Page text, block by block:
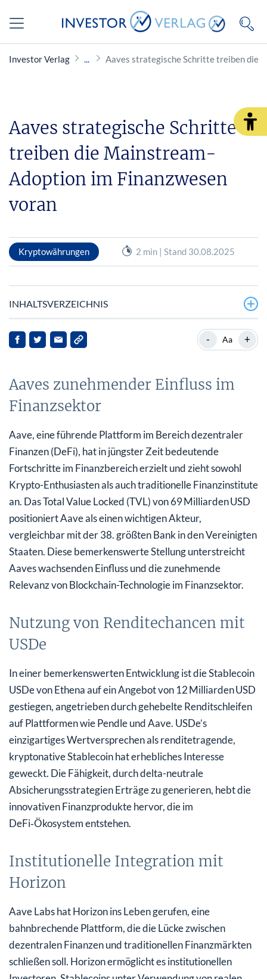
Investor Verlag Aaves strategische Schritte treiben die
Aaves strategische Schritte
treiben die Mainstream-
Adoption im Finanzwesen
voran
Kryptowährungen 2 min | Stand 30.08.2025
INHALTSVERZEICHNIS
Aaves zunehmender Einfluss im Finanzsektor
Institutionelle Integration mit Horizon
Ripple’s RLUSD und Aaves Kreditplattform
Auswirkungen für Aave und seine Stakeholder
Ausblick
- Aa +
Aaves zunehmender Einfluss im
Finanzsektor
Aave, eine führende Plattform im Bereich dezentraler
Finanzen (DeFi), hat in jüngster Zeit bedeutende
Fortschritte im Finanzbereich erzielt und zieht sowohl
Krypto-Enthusiasten als auch traditionelle Finanzinstitute
an. Das Total Value Locked (TVL) von 69 Milliarden USD
positioniert Aave als einen wichtigen Akteur,
vergleichbar mit der 38. größten Bank in den Vereinigten
Staaten. Diese bemerkenswerte Stellung unterstreicht
Aaves wachsenden Einfluss und die zunehmende
Relevanz von Blockchain-Technologie im Finanzsektor.
Nutzung von Renditechancen mit
USDe
In einer bemerkenswerten Entwicklung ist die Stablecoin
USDe von Ethena auf ein Angebot von 12 Milliarden USD
gestiegen, angetrieben durch gehebelte Renditschleifen
auf Plattformen wie Pendle und Aave. USDe’s
einzigartiges Wertversprechen als renditetragende,
kryptonative Stablecoin hat erhebliches Interesse
geweckt. Die Fähigkeit, durch delta-neutrale
Absicherungsstrategien Erträge zu generieren, hebt die
innovativen Finanzprodukte hervor, die im
DeFi‑Ökosystem entstehen.
Institutionelle Integration mit
Horizon
Aave Labs hat Horizon ins Leben gerufen, eine
bahnbrechende Plattform, die die Lücke zwischen
dezentralen Finanzen und traditionellen Finanzmärkten
schließen soll. Horizon ermöglicht es institutionellen